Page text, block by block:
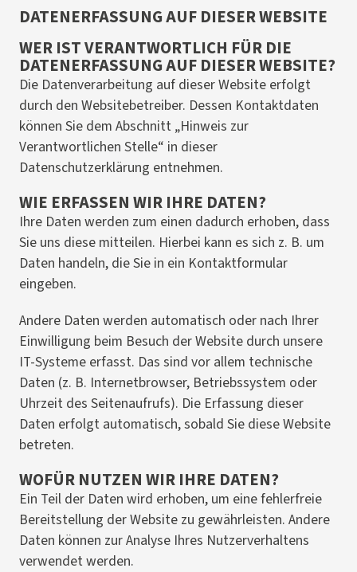
DATENERFASSUNG AUF DIESER WEBSITE
WER IST VERANTWORTLICH FÜR DIE
DATENERFASSUNG AUF DIESER WEBSITE?
Die Datenverarbeitung auf dieser Website erfolgt
durch den Websitebetreiber. Dessen Kontaktdaten
können Sie dem Abschnitt „Hinweis zur
Verantwortlichen Stelle“ in dieser
Datenschutzerklärung entnehmen.
WIE ERFASSEN WIR IHRE DATEN?
Ihre Daten werden zum einen dadurch erhoben, dass
Sie uns diese mitteilen. Hierbei kann es sich z. B. um
Daten handeln, die Sie in ein Kontaktformular
eingeben.
Andere Daten werden automatisch oder nach Ihrer
Einwilligung beim Besuch der Website durch unsere
IT-Systeme erfasst. Das sind vor allem technische
Daten (z. B. Internetbrowser, Betriebssystem oder
Uhrzeit des Seitenaufrufs). Die Erfassung dieser
Daten erfolgt automatisch, sobald Sie diese Website
betreten.
WOFÜR NUTZEN WIR IHRE DATEN?
Ein Teil der Daten wird erhoben, um eine fehlerfreie
Bereitstellung der Website zu gewährleisten. Andere
Daten können zur Analyse Ihres Nutzerverhaltens
verwendet werden.